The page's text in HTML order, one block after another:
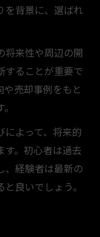
を背景に、選ばれ
将来性や周辺の開
することが重要で
売却事例をもと
によって、将来的
す。初心者は過去
、経験者は最新の
良いでしょう。